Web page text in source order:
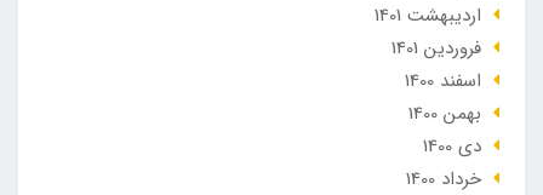
ارديبهشت 1401
فروردین 1401
اسفند 1400
بهمن 1400
دی 1400
خرداد 1400